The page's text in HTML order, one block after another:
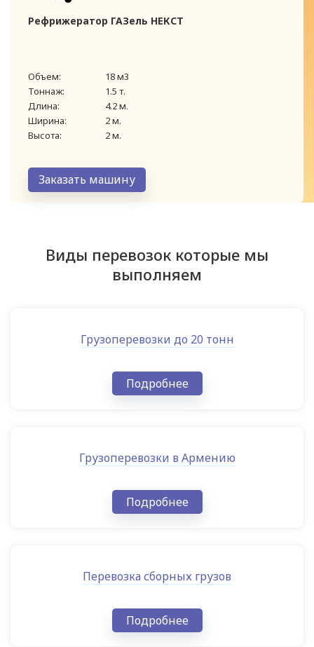
Рефрижератор ГАЗель НЕКСТ
Объем:
18 м3
Тоннаж:
1.5 т.
Длина:
4.2 м.
Ширина:
2 м.
Высота:
2 м.
Заказать машину
Виды перевозок которые мы
выполняем
Грузоперевозки до 20 тонн
Подробнее
Грузоперевозки в Армению
Подробнее
Перевозка сборных грузов
Подробнее